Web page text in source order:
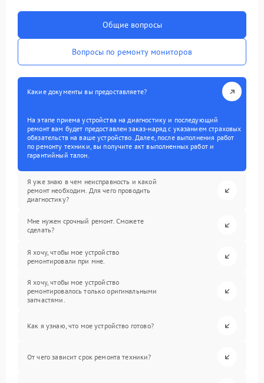
Общие вопросы
Вопросы по ремонту мониторов
Какие документы вы предоставляете?
На этапе приема устройства на диагностику и последующий
ремонт вам будет предоставлен заказ-наряд с указанием страховых
обязательств на ваше устройство. Далее, после выполнения работ
по ремонту техники, вы получите акт выполненных работ и
гарантийный талон.
Я уже знаю в чем неисправность и какой
ремонт необходим. Для чего проводить
диагностику?
Мне нужен срочный ремонт. Сможете
сделать?
Я хочу, чтобы мое устройство
ремонтировали при мне.
Я хочу, чтобы мое устройство
ремонтировалось только оригинальными
запчастями.
Как я узнаю, что мое устройство готово?
От чего зависит срок ремонта техники?